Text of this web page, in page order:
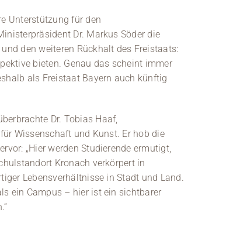
Unterstützung für den
Dr. Markus Söder die
den weiteren Rückhalt des Freistaats:
bieten. Genau das scheint immer
als Freistaat Bayern auch künftig
Dr. Tobias Haaf,
Wissenschaft und Kunst. Er hob die
„Hier werden Studierende ermutigt,
Kronach verkörpert in
Lebensverhältnisse in Stadt und Land.
ein Campus – hier ist ein sichtbarer